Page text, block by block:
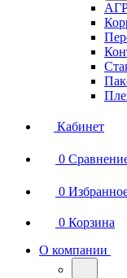
Кабинет
0
0
0 Корзина
О компании